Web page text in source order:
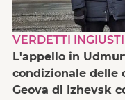
VERDETTI INGIUSTI
L'appello in
condizionale delle
Geova di Izhevsk